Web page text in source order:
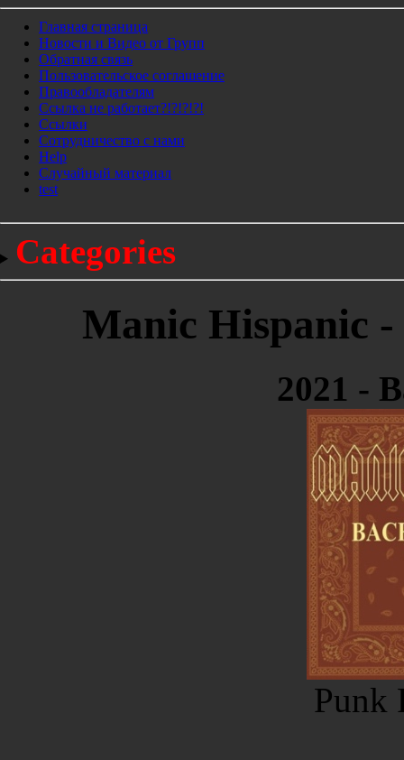
Главная страница
Новости и Видео от Групп
Обратная связь
Пользовательское соглашение
Правообладателям
Ссылка не работает?!?!?!?!
Ссылки
Сотрудничество с нами
Help
Cлучайный материал
test
Categories
Manic Hispanic
2021 -
Punk